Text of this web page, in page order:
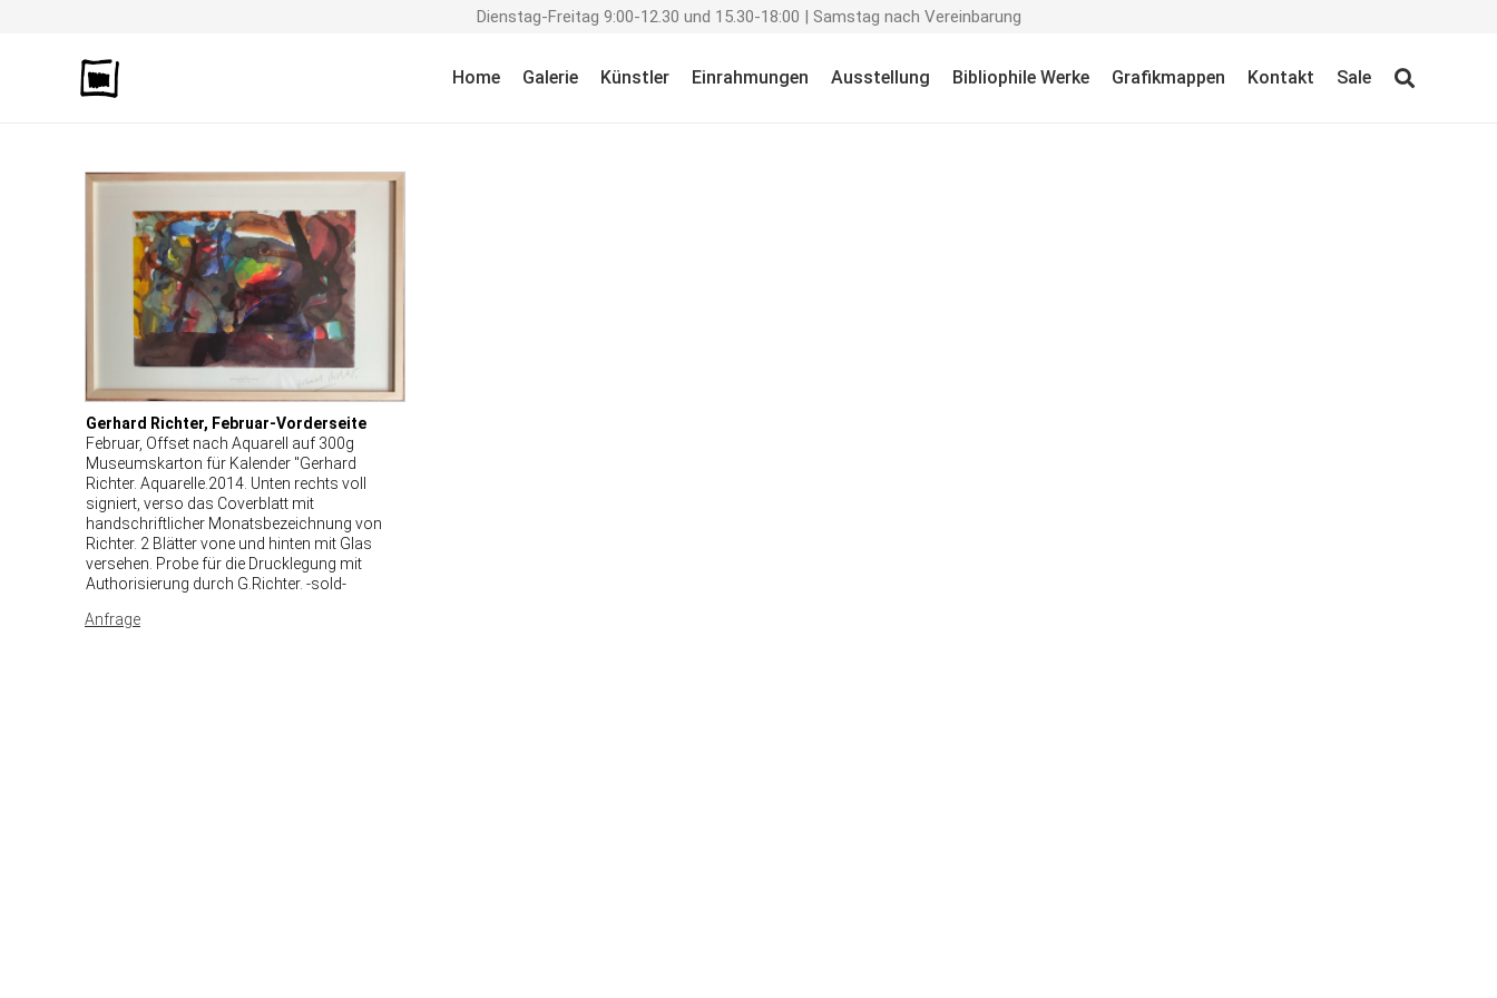
Dienstag-Freitag 9:00-12.30 und 15.30-18:00 | Samstag nach Vereinbarung
Home Galerie Künstler Einrahmungen Ausstellung Bibliophile Werke Grafikmappen Kontakt Sale
Gerhard Richter, Februar-Vorderseite
Februar, Offset nach Aquarell auf 300g
Museumskarton für Kalender "Gerhard
Richter. Aquarelle.2014. Unten rechts voll
signiert, verso das Coverblatt mit
handschriftlicher Monatsbezeichnung von
Richter. 2 Blätter vone und hinten mit Glas
versehen. Probe für die Drucklegung mit
Authorisierung durch G.Richter. -sold-
Anfrage